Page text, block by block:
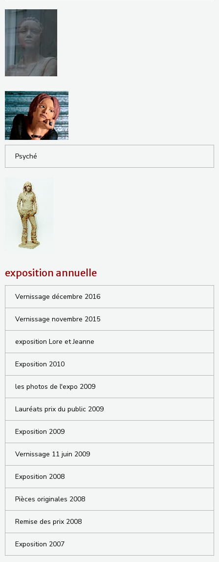
Psyché
exposition annuelle
Vernissage décembre 2016
Vernissage novembre 2015
exposition Lore et Jeanne
Exposition 2010
les photos de l'expo 2009
Lauréats prix du public 2009
Exposition 2009
Vernissage 11 juin 2009
Exposition 2008
Pièces originales 2008
Remise des prix 2008
Exposition 2007